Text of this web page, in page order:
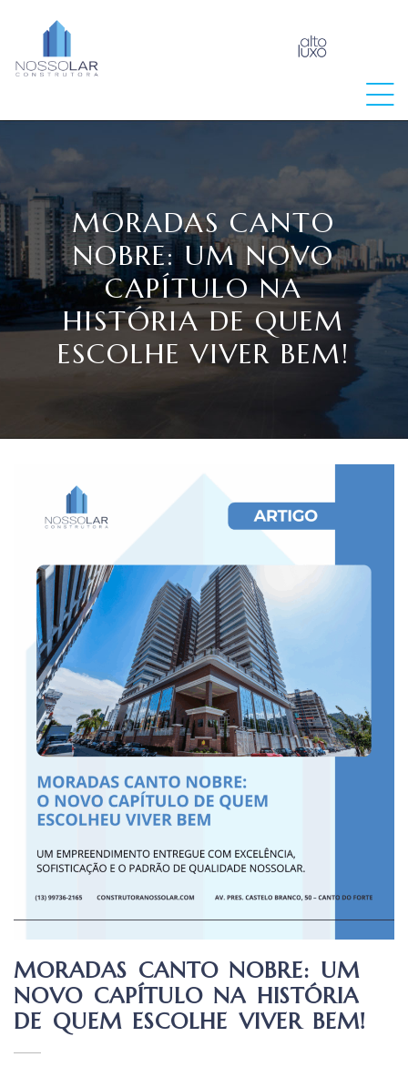
MORADAS CANTO
NOBRE: UM NOVO
CAPÍTULO NA
HISTÓRIA DE QUEM
ESCOLHE VIVER BEM!
MORADAS CANTO NOBRE: UM
NOVO CAPÍTULO NA HISTÓRIA
DE QUEM ESCOLHE VIVER BEM!